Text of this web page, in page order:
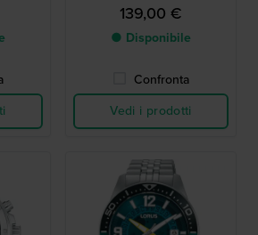
139,00 €
● Disponibile
Confronta
Vedi i prodotti